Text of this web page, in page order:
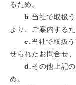
るため。
b.当社で取扱
より、ご案内するた
c.当社で取扱
せられたお問合せ
d.その他上記
め。